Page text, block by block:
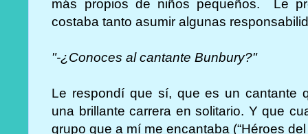
más propios de niños pequeños. Le
costaba tanto asumir algunas
"-¿Conoces al cantante Bunbury?"
Le respondí que sí, que es un cantante
una brillante carrera en solitario. Y que
grupo que a mí me encantaba (“Héroes del